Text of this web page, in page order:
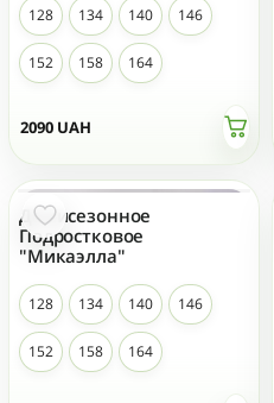
2090 UAH
128 134 140 146
152 158 164
Демисезонное
Подростковое
"Микаэлла"
128 134 140 146
152 158 164